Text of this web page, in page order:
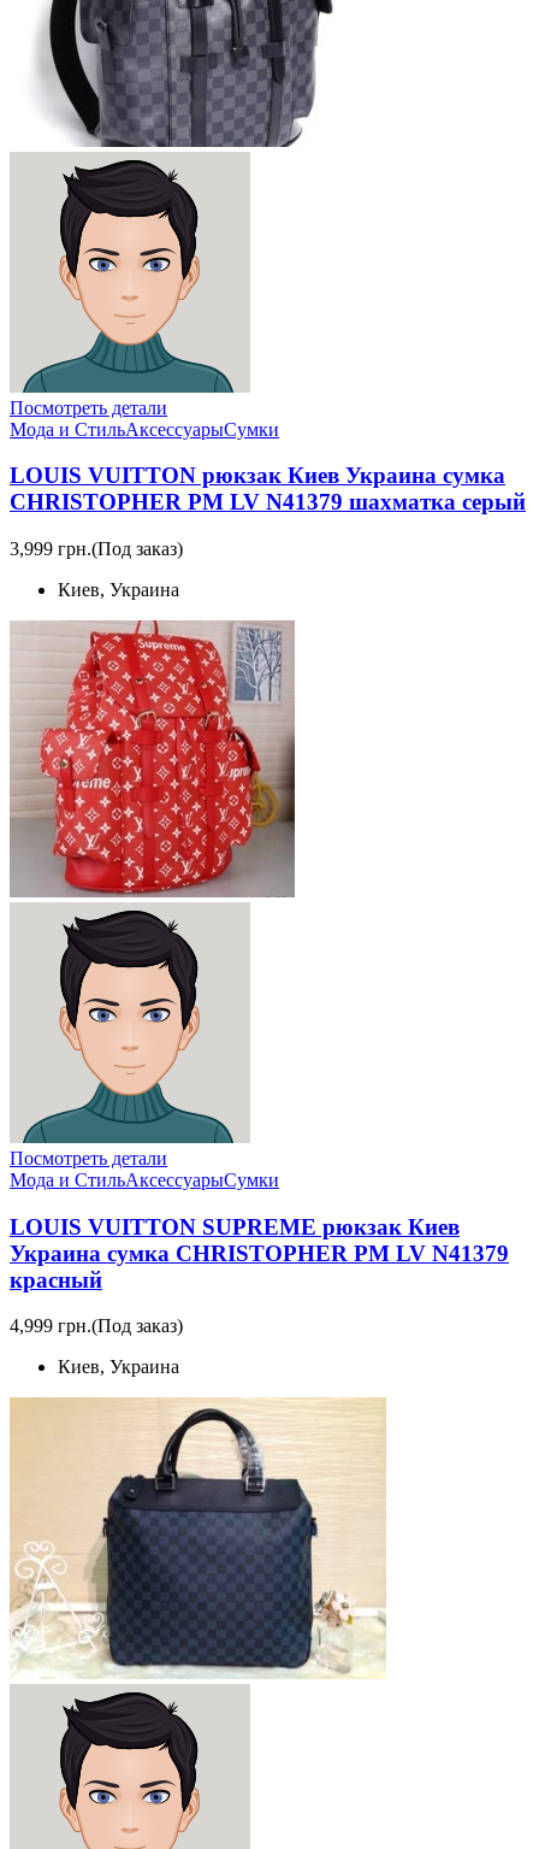
Посмотреть детали
Мода и СтильАксессуарыСумки
LOUIS VUITTON рюкзак Киев Украина сумка
CHRISTOPHER PM LV N41379 шахматка серый
3,999 грн.(Под заказ)
Киев, Украина
Посмотреть детали
Мода и СтильАксессуарыСумки
LOUIS VUITTON SUPREME рюкзак Киев
Украина сумка CHRISTOPHER PM LV N41379
красный
4,999 грн.(Под заказ)
Киев, Украина